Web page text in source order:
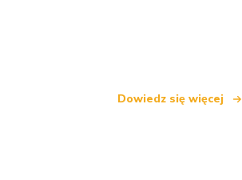
Dowiedz się więcej